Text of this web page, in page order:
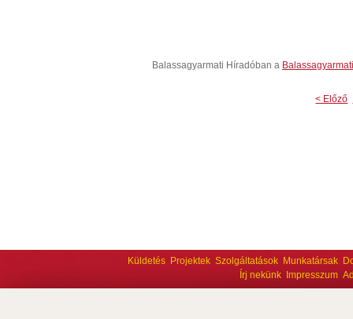
Balassagyarmati Híradóban a
< Előző
Küldetés Projektek Szolgáltatások Munkatársak
Írj nekünk
Impresszum